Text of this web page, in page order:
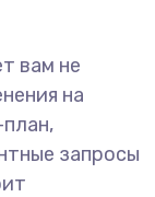
вам не
на
запросы